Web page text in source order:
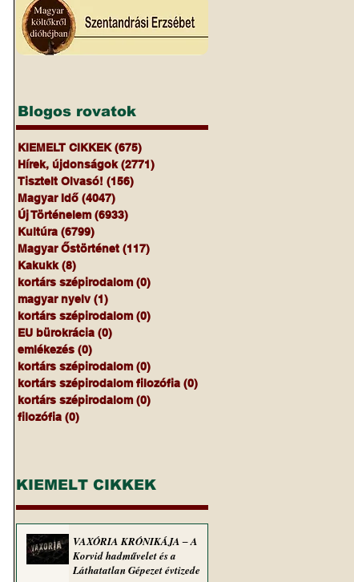
Blogos rovatok
KIEMELT CIKKEK (675)
Hírek, újdonságok (2771)
Tisztelt Olvasó! (156)
Magyar Idő (4047)
Új Történelem (6933)
Kultúra (6799)
Magyar Őstörténet (117)
Kakukk (8)
kortárs szépirodalom (0)
magyar nyelv (1)
kortárs szépirodalom (0)
EU bürokrácia (0)
emlékezés (0)
kortárs szépirodalom (0)
kortárs szépirodalom filozófia (0)
kortárs szépirodalom (0)
filozófia (0)
KIEMELT CIKKEK
VAXÓRIA KRÓNIKÁJA ‒ A
Korvid hadművelet és a
Láthatatlan Gépezet évtizede